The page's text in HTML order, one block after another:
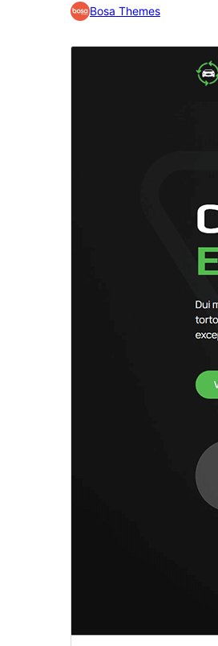
Bosa Themes